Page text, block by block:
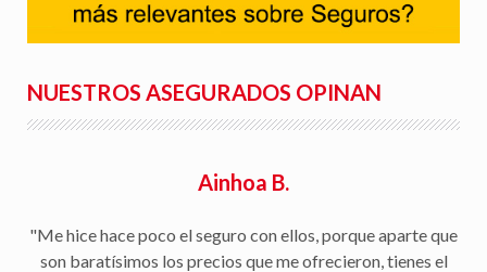
NUESTROS ASEGURADOS OPINAN
Ainhoa B.
"Me hice hace poco el seguro con ellos, porque aparte que
son baratísimos los precios que me ofrecieron, tienes el